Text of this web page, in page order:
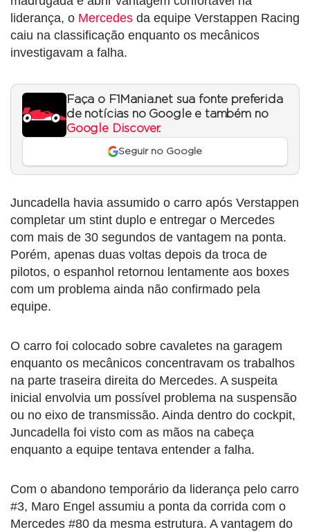
liderança, o Mercedes da equipe Verstappen Racing
caiu na classificação enquanto os mecânicos
investigavam a falha.
Faça o F1Mania.net sua fonte preferida
de notícias no Google e também no
Google Discover.
Seguir no Google
Juncadella havia assumido o carro após Verstappen
completar um stint duplo e entregar o Mercedes
com mais de 30 segundos de vantagem na ponta.
Porém, apenas duas voltas depois da troca de
pilotos, o espanhol retornou lentamente aos boxes
com um problema ainda não confirmado pela
equipe.
O carro foi colocado sobre cavaletes na garagem
enquanto os mecânicos concentravam os trabalhos
na parte traseira direita do Mercedes. A suspeita
inicial envolvia um possível problema na suspensão
ou no eixo de transmissão. Ainda dentro do cockpit,
Juncadella foi visto com as mãos na cabeça
enquanto a equipe tentava entender a falha.
Com o abandono temporário da liderança pelo carro
#3, Maro Engel assumiu a ponta da corrida com o
Mercedes #80 da mesma estrutura. A vantagem do